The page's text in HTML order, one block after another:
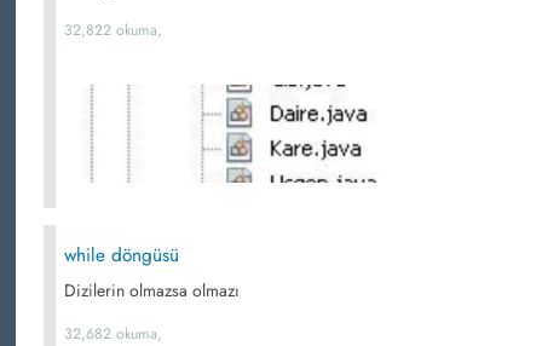
32,822 okuma,
while döngüsü
Dizilerin olmazsa olmazı
32,682 okuma,